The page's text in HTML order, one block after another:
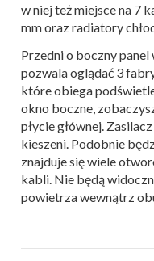
w niej też miejsce na 7
mm oraz radiatory
Przedni o boczny panel
pozwala oglądać 3
które obiega
okno boczne,
płycie głównej.
kieszeni. Podobnie
znajduje się wiele
kabli. Nie będą
powietrza wewnątrz